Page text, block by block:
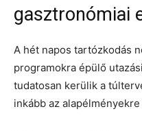
gasztronómiai
A hét napos tartózkodás
programokra épülő
tudatosan kerülik a
inkább az